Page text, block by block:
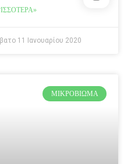
11 Ιανουαρίου 2020
ΜΙΚΡΟΒΊΩΜΑ